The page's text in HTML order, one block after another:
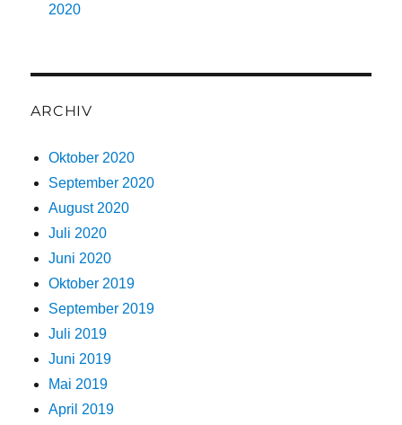
2020
ARCHIV
Oktober 2020
September 2020
August 2020
Juli 2020
Juni 2020
Oktober 2019
September 2019
Juli 2019
Juni 2019
Mai 2019
April 2019